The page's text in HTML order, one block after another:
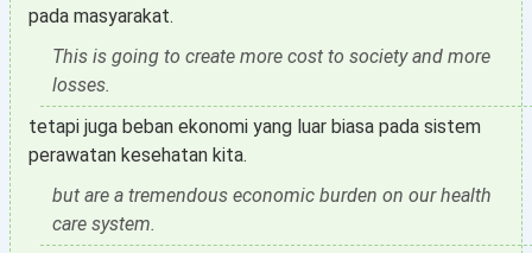
pada masyarakat.
This is going to create more cost to society and more
losses.
tetapi juga beban ekonomi yang luar biasa pada sistem
perawatan kesehatan kita.
but are a tremendous economic burden on our health
care system.